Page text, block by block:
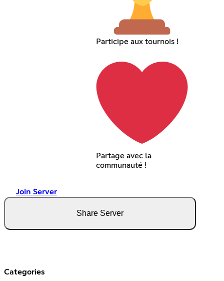
Participe aux tournois !
Partage avec la
communauté !
Join Server
Share Server
Categories